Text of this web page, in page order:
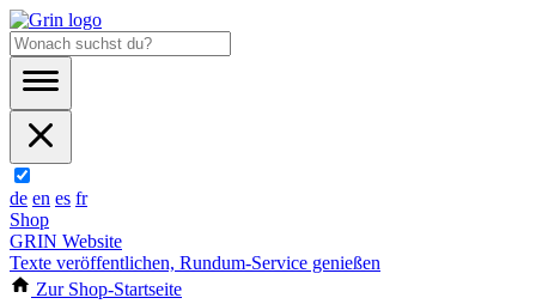
de en es fr
Shop
GRIN Website
Texte veröffentlichen, Rundum-Service genießen
Zur Shop-Startseite